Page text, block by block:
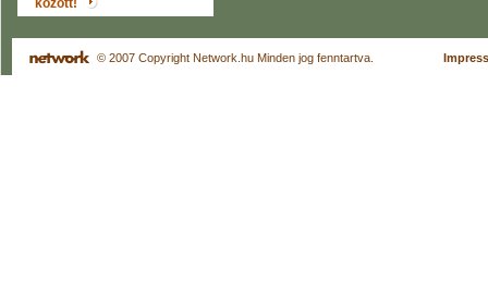
között!
© 2007 Copyright Network.hu Minden jog fenntartva.